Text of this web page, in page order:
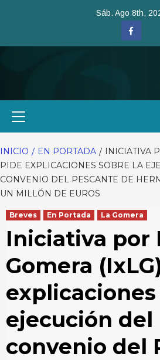
Sáb. Ago 8th,
Facebook
INICIO EN PORTADA
INICIATIVA
PIDE EXPLICACIONES SOBRE LA
CONVENIO DEL PESCANTE DE
UN MILLÓN DE EUROS
Breves En Portada La Gomera
Iniciativa por
Gomera
ejecución del
convenio del